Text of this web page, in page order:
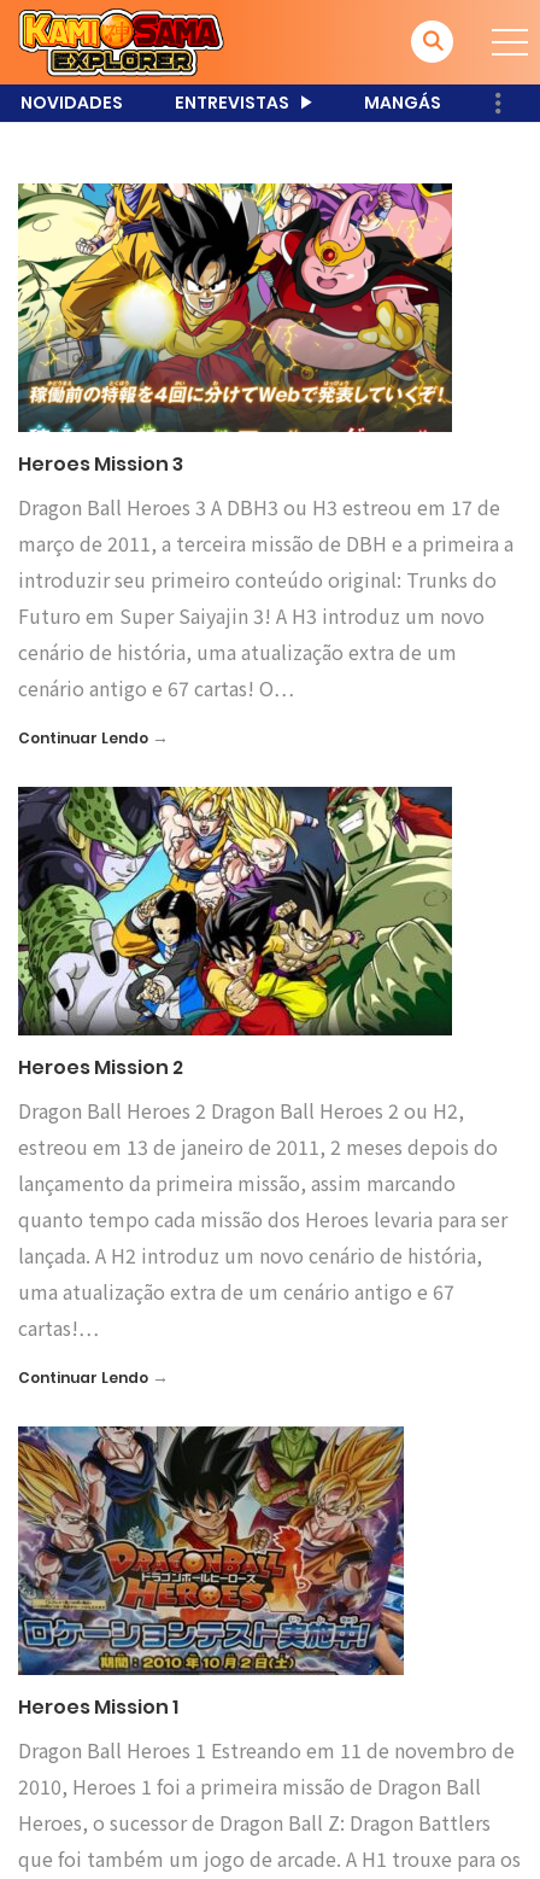
NOVIDADES ENTREVISTAS MANGÁS
Heroes Mission 3
Dragon Ball Heroes 3 A DBH3 ou H3 estreou em 17 de
março de 2011, a terceira missão de DBH e a primeira a
introduzir seu primeiro conteúdo original: Trunks do
Futuro em Super Saiyajin 3! A H3 introduz um novo
cenário de história, uma atualização extra de um
cenário antigo e 67 cartas! O…
Continuar Lendo →
Heroes Mission 2
Dragon Ball Heroes 2 Dragon Ball Heroes 2 ou H2,
estreou em 13 de janeiro de 2011, 2 meses depois do
lançamento da primeira missão, assim marcando
quanto tempo cada missão dos Heroes levaria para ser
lançada. A H2 introduz um novo cenário de história,
uma atualização extra de um cenário antigo e 67
cartas!…
Continuar Lendo →
Heroes Mission 1
Dragon Ball Heroes 1 Estreando em 11 de novembro de
2010, Heroes 1 foi a primeira missão de Dragon Ball
Heroes, o sucessor de Dragon Ball Z: Dragon Battlers
que foi também um jogo de arcade. A H1 trouxe para os